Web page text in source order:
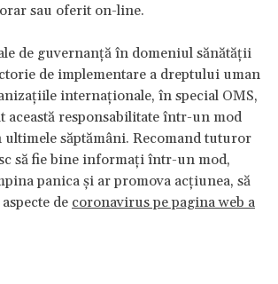
sau oferit on-line.
de guvernanță în domeniul sănătății
de implementare a dreptului uman
internaționale, în special OMS,
această responsabilitate într-un mod
săptămâni. Recomand tuturor
să fie bine informați într-un mod,
panica și ar promova acțiunea, să
de coronavirus pe pagina web a